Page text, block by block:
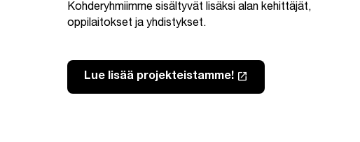
Kohderyhmiimme sisältyvät lisäksi alan kehittäjät,
oppilaitokset ja yhdistykset.
Lue lisää projekteistamme! launch